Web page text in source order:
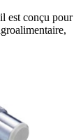
est conçu pour